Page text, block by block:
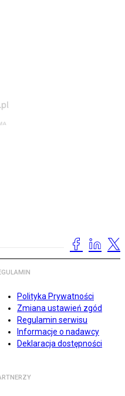
Polityka Prywatności
Zmiana ustawień zgód
Regulamin serwisu
Informacje o nadawcy
Deklaracja dostępności